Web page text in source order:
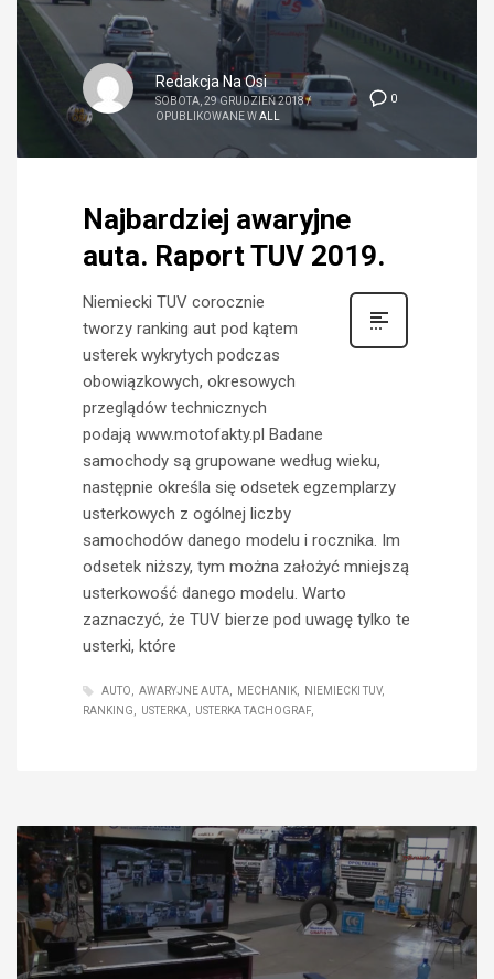
0
Redakcja Na Osi
SOBOTA, 29 GRUDZIEŃ 2018/
OPUBLIKOWANE WALL
Najbardziej awaryjne
auta. Raport TUV 2019.
Niemiecki TUV corocznie
tworzy ranking aut pod kątem
usterek wykrytych podczas
obowiązkowych, okresowych
przeglądów technicznych
podają www.motofakty.pl Badane
samochody są grupowane według wieku,
następnie określa się odsetek egzemplarzy
usterkowych z ogólnej liczby
samochodów danego modelu i rocznika. Im
odsetek niższy, tym można założyć mniejszą
usterkowość danego modelu. Warto
zaznaczyć, że TUV bierze pod uwagę tylko te
usterki, które
AUTO AWARYJNE AUTA MECHANIK
NIEMIECKI TUV
RANKING
USTERKA USTERKA TACHOGRAF